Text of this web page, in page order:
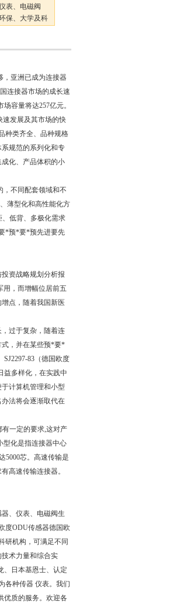
表、电磁阀
保、大学及科
，亚洲已成为连接器
连接器市场的成长速
容量将达257亿元。
速发展及其市场的快
种类齐全、品种规格
规范的系列化和专
化、产品体积的小
，不同配套领域和不
薄型化和高性能化方
低背、多极化需求
*预*要*预先进要先
资战略规划分析报
用，而增幅位居前五
点，随着我国新医
过于复杂，随着连
，并在某些预*要*
83（德国欧度
益多样化，在实践中
计算机管理和小型
法将会逐渐取代在
一定的要求,这对产
型化是指连接器中心
5000芯。高速传输是
高速传输连接器。
、仪表、电磁阀生
度ODU传感器德国欧
研机构，可满足不同
术力量和综合实
、日本基恩士、认定
各种传器 仪表。我们
优质的服务。欢迎各